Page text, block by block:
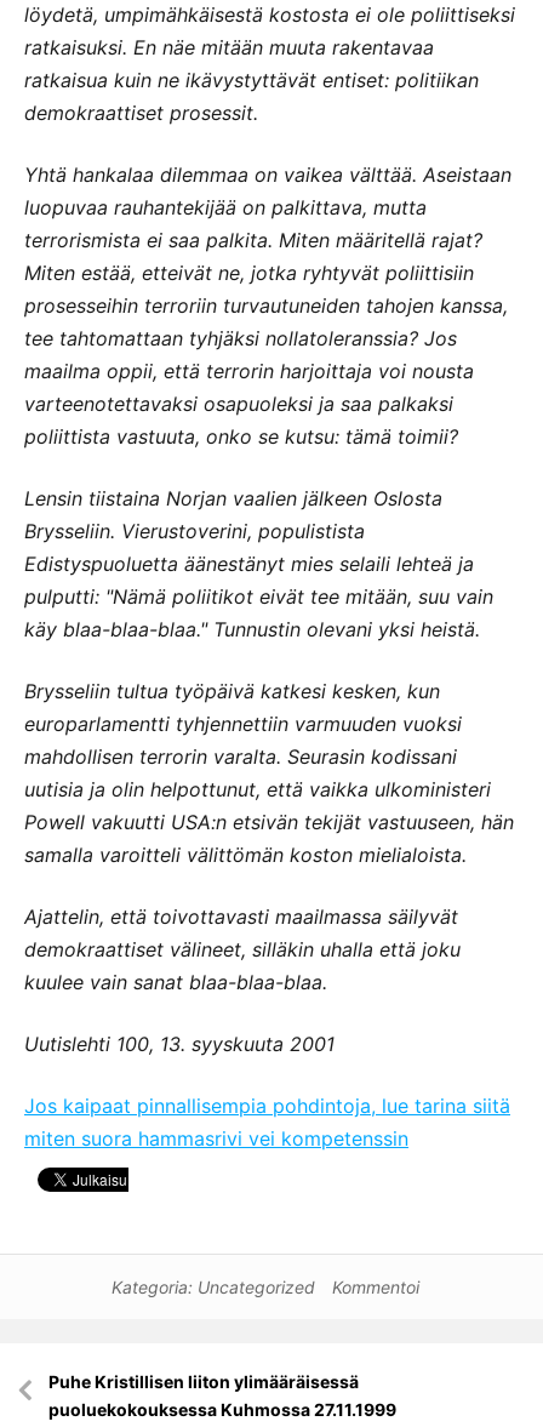
löydetä, umpimähkäisestä kostosta ei ole poliittiseksi
ratkaisuksi. En näe mitään muuta rakentavaa
ratkaisua kuin ne ikävystyttävät entiset: politiikan
demokraattiset prosessit.
Yhtä hankalaa dilemmaa on vaikea välttää. Aseistaan
luopuvaa rauhantekijää on palkittava, mutta
terrorismista ei saa palkita. Miten määritellä rajat?
Miten estää, etteivät ne, jotka ryhtyvät poliittisiin
prosesseihin terroriin turvautuneiden tahojen kanssa,
tee tahtomattaan tyhjäksi nollatoleranssia? Jos
maailma oppii, että terrorin harjoittaja voi nousta
varteenotettavaksi osapuoleksi ja saa palkaksi
poliittista vastuuta, onko se kutsu: tämä toimii?
Lensin tiistaina Norjan vaalien jälkeen Oslosta
Brysseliin. Vierustoverini, populistista
Edistyspuoluetta äänestänyt mies selaili lehteä ja
pulputti: "Nämä poliitikot eivät tee mitään, suu vain
käy blaa-blaa-blaa." Tunnustin olevani yksi heistä.
Brysseliin tultua työpäivä katkesi kesken, kun
europarlamentti tyhjennettiin varmuuden vuoksi
mahdollisen terrorin varalta. Seurasin kodissani
uutisia ja olin helpottunut, että vaikka ulkoministeri
Powell vakuutti USA:n etsivän tekijät vastuuseen, hän
samalla varoitteli välittömän koston mielialoista.
Ajattelin, että toivottavasti maailmassa säilyvät
demokraattiset välineet, silläkin uhalla että joku
kuulee vain sanat blaa-blaa-blaa.
Uutislehti 100, 13. syyskuuta 2001
Jos kaipaat pinnallisempia pohdintoja, lue tarina siitä
miten suora hammasrivi vei kompetenssin
Kategoria: Uncategorized Kommentoi
selausPuhe Kristillisen liiton ylimääräisessä
puoluekokouksessa Kuhmossa 27.11.1999